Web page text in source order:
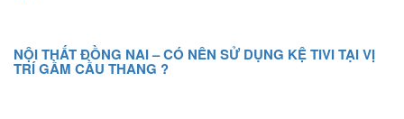
NỘI THẤT ĐỒNG NAI – CÓ NÊN SỬ DỤNG KỆ TIVI TẠI VỊ
TRÍ GẦM CẦU THANG ?